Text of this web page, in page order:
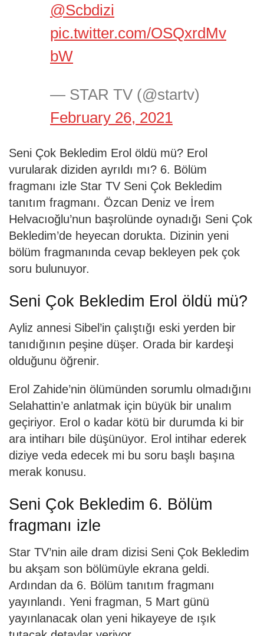
@Scbdizi
pic.twitter.com/OSQxrdMv
bW
— STAR TV (@startv)
February 26, 2021
Seni Çok Bekledim Erol öldü mü? Erol
vurularak diziden ayrıldı mı? 6. Bölüm
fragmanı izle Star TV Seni Çok Bekledim
tanıtım fragmanı. Özcan Deniz ve İrem
Helvacıoğlu’nun başrolünde oynadığı Seni Çok
Bekledim’de heyecan dorukta. Dizinin yeni
bölüm fragmanında cevap bekleyen pek çok
soru bulunuyor.
Seni Çok Bekledim Erol öldü mü?
Ayliz annesi Sibel’in çalıştığı eski yerden bir
tanıdığının peşine düşer. Orada bir kardeşi
olduğunu öğrenir.
Erol Zahide’nin ölümünden sorumlu olmadığını
Selahattin’e anlatmak için büyük bir unalım
geçiriyor. Erol o kadar kötü bir durumda ki bir
ara intiharı bile düşünüyor. Erol intihar ederek
diziye veda edecek mi bu soru başlı başına
merak konusu.
Seni Çok Bekledim 6. Bölüm
fragmanı izle
Star TV’nin aile dram dizisi Seni Çok Bekledim
bu akşam son bölümüyle ekrana geldi.
Ardından da 6. Bölüm tanıtım fragmanı
yayınlandı. Yeni fragman, 5 Mart günü
yayınlanacak olan yeni hikayeye de ışık